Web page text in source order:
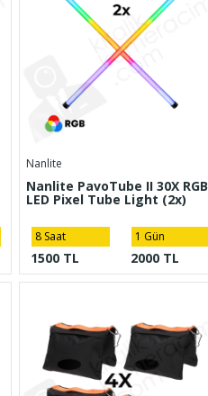
Nanlite
Nanlite PavoTube II 30X RGB
LED Pixel Tube Light (2x)
8 Saat
1500 TL
1 Gün
2000 TL